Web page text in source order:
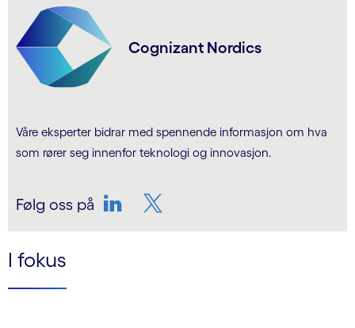
Cognizant Nordics
Våre eksperter bidrar med spennende informasjon om hva
som rører seg innenfor teknologi og innovasjon.
Følg oss på
I fokus